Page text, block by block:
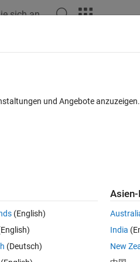
sich an
0 Stimmen
at along x and y
und Angebote
(English)
(Deutsch)
India
New